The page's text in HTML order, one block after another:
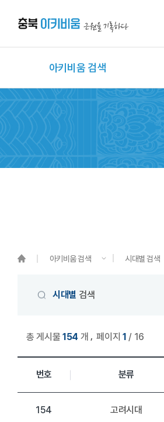
아키비움 검색
상세검색
지역별 검색
시대별 검색
아키비움 검색 시대별 검색
시대별 검색
총 게시물154 개 ,페이지 1 / 16
상세정보 관리 목록
번호 분류
154 고려시대